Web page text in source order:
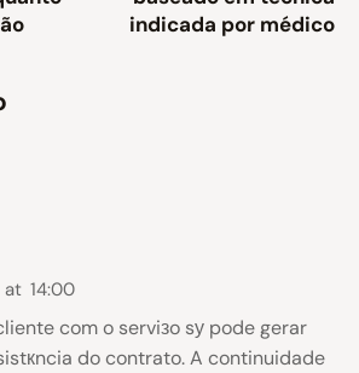
indicada por médico
at 14:00
com o serviзo sу pode gerar
do contrato. A continuidade